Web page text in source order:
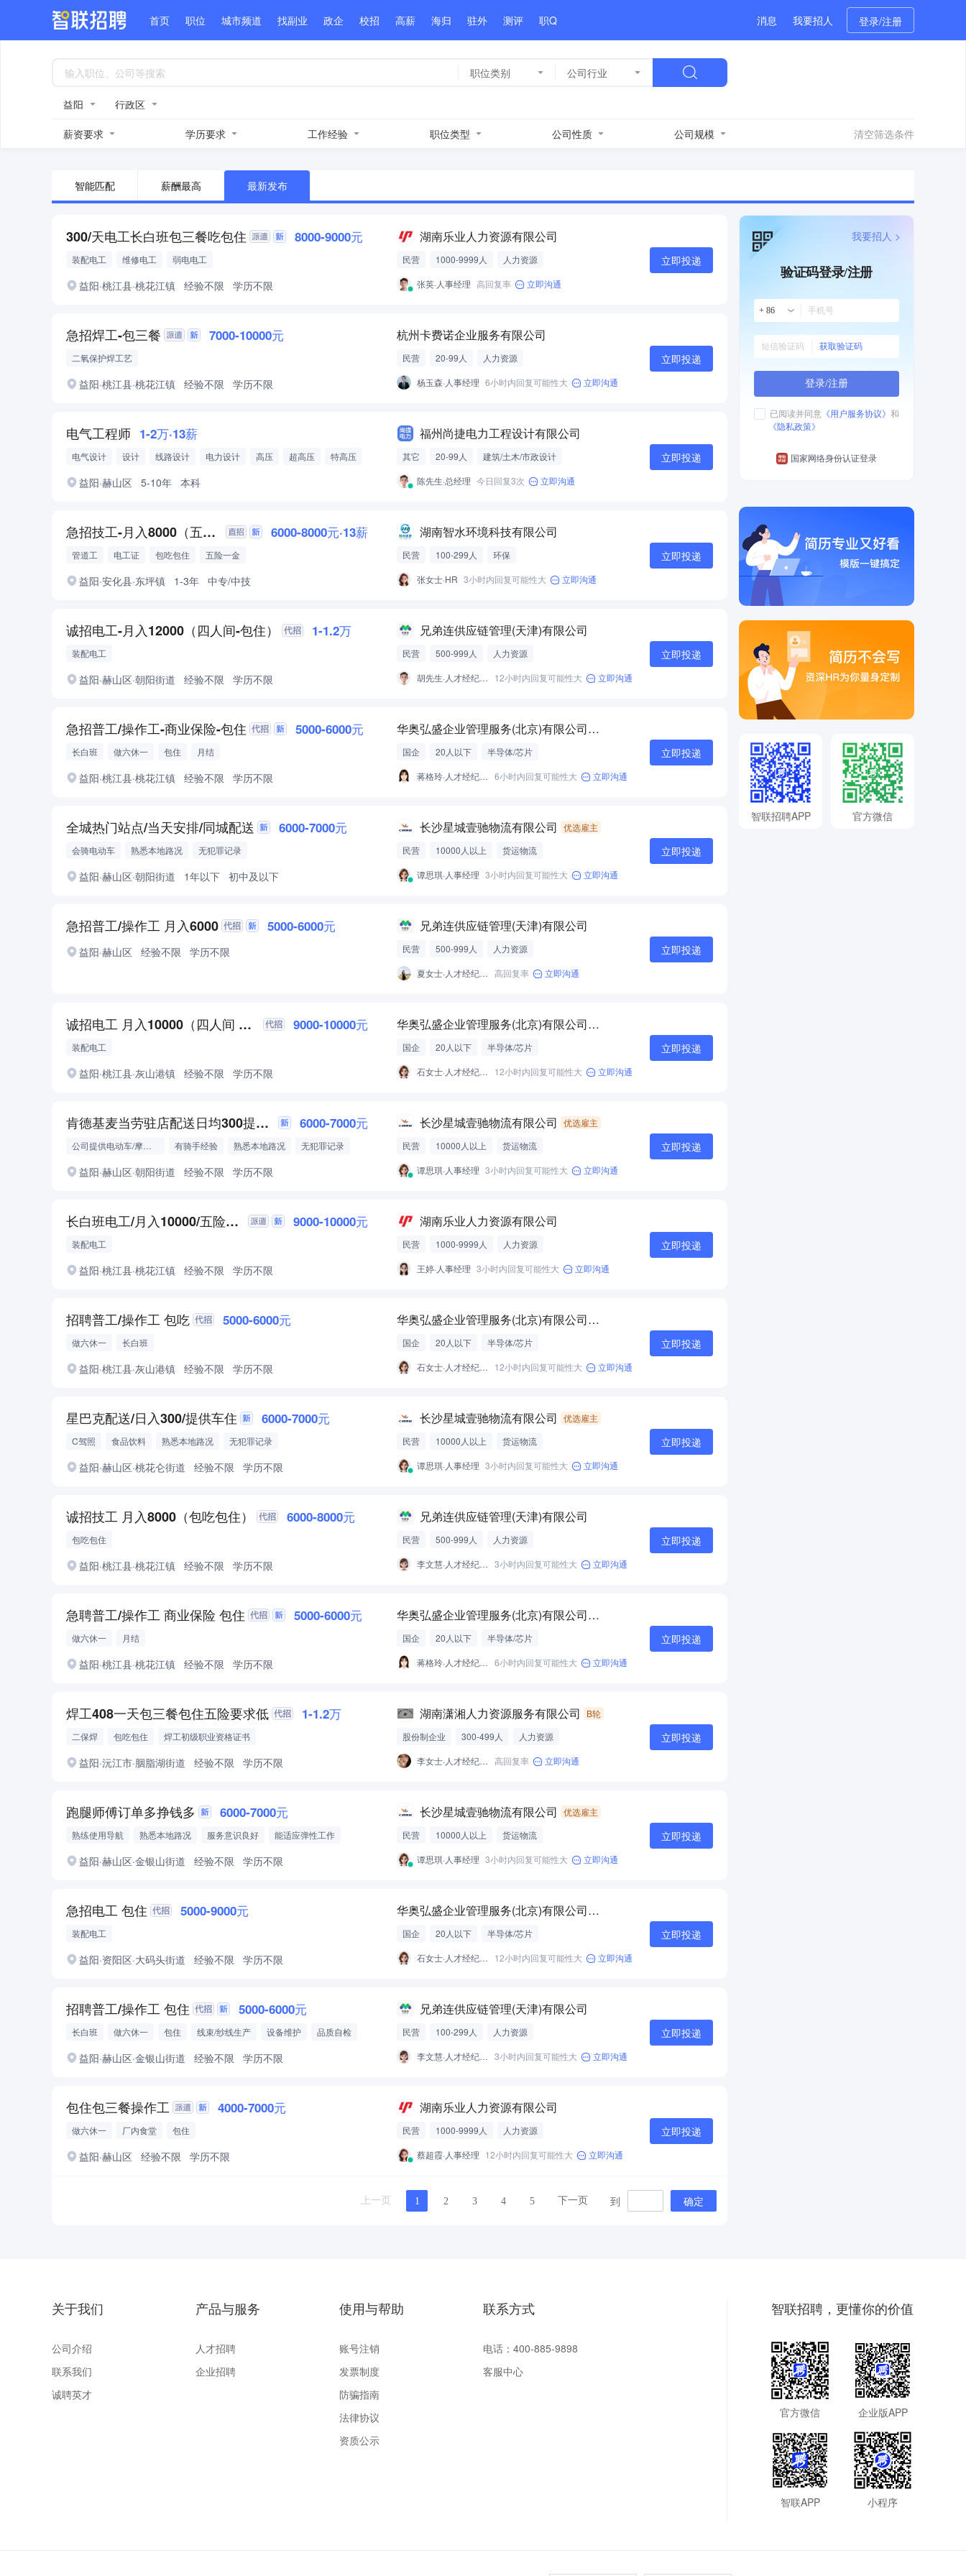
首页 职位 城市频道 找副业 政企 校招 高薪 海归 驻外 测评 职Q 消息 我要招人 登录/注册
职位类别 公司行业
益阳 行政区
薪资要求 学历要求 工作经验 职位类型 公司性质 公司规模 清空筛选条件
智能匹配 薪酬最高 最新发布
300/天电工长白班包三餐吃包住 8000-9000元
装配电工 维修电工 弱电电工
益阳·桃江县·桃花江镇 经验不限 学历不限
湖南乐业人力资源有限公司
民营 1000-9999人
人力资源
张英·人事经理 高回复率 立即沟通
立即投递
急招焊工-包三餐 7000-10000元
二氧保护焊工艺
益阳·桃江县·桃花江镇 经验不限 学历不限
杭州卡费诺企业服务有限公司
民营 20-99人
人力资源
杨玉森·人事经理 6小时内回复可能性大 立即沟通
立即投递
电气工程师 1-2万·13薪
电气设计 设计 线路设计 电力设计 高压 超高压 特高压
益阳·赫山区 5-10年 本科
福州尚捷电力工程设计有限公司
其它 20-99人
建筑/土木/市政设计
陈先生·总经理 今日回复3次 立即沟通
立即投递
急招技工-月入8000（五险一金-包吃包住） 6000-8000元·13薪
管道工 电工证 包吃包住 五险一金
益阳·安化县·东坪镇 1-3年 中专/中技
湖南智水环境科技有限公司
民营 100-299人
环保
张女士·HR 3小时内回复可能性大 立即沟通
立即投递
诚招电工-月入12000（四人间-包住） 1-1.2万
装配电工
益阳·赫山区·朝阳街道 经验不限 学历不限
兄弟连供应链管理(天津)有限公司
民营 500-999人
人力资源
胡先生·人才经纪人-经营性招聘服务
12小时内回复可能性大 立即沟通
立即投递
急招普工/操作工-商业保险-包住 5000-6000元
长白班 做六休一 包住 月结
益阳·桃江县·桃花江镇 经验不限 学历不限
华奥弘盛企业管理服务(北京)有限公司湖南分公司
国企 20人以下
半导体/芯片
蒋格玲·人才经纪人-经营性招聘服务 6小时内回复可能性大 立即沟通
立即投递
全城热门站点/当天安排/同城配送 6000-7000元
会骑电动车 熟悉本地路况 无犯罪记录
益阳·赫山区·朝阳街道 1年以下 初中及以下
长沙星城壹驰物流有限公司 优选雇主
民营
10000人以上
货运物流
谭思琪·人事经理 3小时内回复可能性大 立即沟通
立即投递
急招普工/操作工 月入6000 5000-6000元
益阳·赫山区 经验不限 学历不限
兄弟连供应链管理(天津)有限公司
民营 500-999人
人力资源
夏女士·人才经纪人-经营性招聘服务 高回复率 立即沟通
立即投递
诚招电工 月入10000（四人间 包住） 9000-10000元
装配电工
益阳·桃江县·灰山港镇 经验不限 学历不限
华奥弘盛企业管理服务(北京)有限公司湖南分公司
国企 20人以下
半导体/芯片
石女士·人才经纪人-经营性招聘服务
12小时内回复可能性大 立即沟通
立即投递
肯德基麦当劳驻店配送日均300提供住宿 6000-7000元
公司提供电动车/摩托车 有骑手经验 熟悉本地路况 无犯罪记录
益阳·赫山区·朝阳街道 经验不限 学历不限
长沙星城壹驰物流有限公司 优选雇主
民营
10000人以上
货运物流
谭思琪·人事经理 3小时内回复可能性大 立即沟通
立即投递
长白班电工/月入10000/五险一金/包吃住/4人间宿舍 9000-10000元
装配电工
益阳·桃江县·桃花江镇 经验不限 学历不限
湖南乐业人力资源有限公司
民营 1000-9999人
人力资源
王婷·人事经理 3小时内回复可能性大 立即沟通
立即投递
招聘普工/操作工 包吃 5000-6000元
做六休一 长白班
益阳·桃江县·灰山港镇 经验不限 学历不限
华奥弘盛企业管理服务(北京)有限公司湖南分公司
国企 20人以下
半导体/芯片
石女士·人才经纪人-经营性招聘服务
12小时内回复可能性大 立即沟通
立即投递
星巴克配送/日入300/提供车住 6000-7000元
C驾照 食品饮料 熟悉本地路况
无犯罪记录
抗压能力强
益阳·赫山区·桃花仑街道 经验不限 学历不限
长沙星城壹驰物流有限公司 优选雇主
民营
10000人以上
货运物流
谭思琪·人事经理 3小时内回复可能性大 立即沟通
立即投递
诚招技工 月入8000（包吃包住） 6000-8000元
包吃包住
益阳·桃江县·桃花江镇 经验不限 学历不限
兄弟连供应链管理(天津)有限公司
民营 500-999人
人力资源
李文慧·人才经纪人-经营性招聘服务 3小时内回复可能性大 立即沟通
立即投递
急聘普工/操作工 商业保险 包住 5000-6000元
做六休一 月结
益阳·桃江县·桃花江镇 经验不限 学历不限
华奥弘盛企业管理服务(北京)有限公司湖南分公司
国企 20人以下
半导体/芯片
蒋格玲·人才经纪人-经营性招聘服务 6小时内回复可能性大 立即沟通
立即投递
焊工408一天包三餐包住五险要求低 1-1.2万
二保焊 包吃包住 焊工初级职业资格证书
益阳·沅江市·胭脂湖街道 经验不限 学历不限
湖南潇湘人力资源服务有限公司
B轮
股份制企业
300-499人
人力资源
李女士·人才经纪人-经营性招聘服务 高回复率 立即沟通
立即投递
跑腿师傅订单多挣钱多 6000-7000元
熟练使用导航 熟悉本地路况 服务意识良好
能适应弹性工作
益阳·赫山区·金银山街道 经验不限 学历不限
长沙星城壹驰物流有限公司 优选雇主
民营
10000人以上
货运物流
谭思琪·人事经理 3小时内回复可能性大 立即沟通
立即投递
急招电工 包住 5000-9000元
装配电工
益阳·资阳区·大码头街道 经验不限 学历不限
华奥弘盛企业管理服务(北京)有限公司湖南分公司
国企 20人以下
半导体/芯片
石女士·人才经纪人-经营性招聘服务
12小时内回复可能性大 立即沟通
立即投递
招聘普工/操作工 包住 5000-6000元
长白班 做六休一 包住 线束/纱线生产 设备维护 品质自检
益阳·赫山区·金银山街道 经验不限 学历不限
兄弟连供应链管理(天津)有限公司
民营 100-299人
人力资源
李文慧·人才经纪人-经营性招聘服务 3小时内回复可能性大 立即沟通
立即投递
包住包三餐操作工 4000-7000元
做六休一 厂内食堂 包住
益阳·赫山区 经验不限 学历不限
湖南乐业人力资源有限公司
民营 1000-9999人
人力资源
蔡超霞·人事经理 12小时内回复可能性大 立即沟通
立即投递
上一页 1 2 3 4 5 下一页 到 确定
验证码登录/注册
+ 86
获取验证码
登录/注册
已阅读并同意 《用户服务协议》 和
《隐私政策》
国家网络身份认证登录
我要招人 >
智联招聘APP 官方微信
关于我们
公司介绍
联系我们
诚聘英才
产品与服务
人才招聘
企业招聘
使用与帮助
账号注销
发票制度
防骗指南
法律协议
资质公示
联系方式
电话：400-885-9898
客服中心
智联招聘，更懂你的价值
官方微信 企业版APP
智联APP 小程序